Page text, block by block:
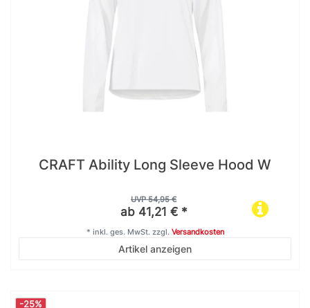
CRAFT Ability Long Sleeve Hood W
UVP 54,95 €
ab 41,21 € *
Artikel anzeigen
* inkl. ges. MwSt.zzgl. Versandkosten
-25%